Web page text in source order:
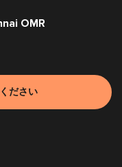
OMR
ださい